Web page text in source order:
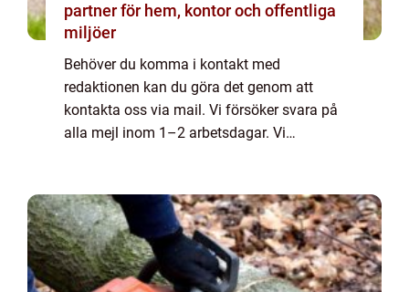
partner för hem, kontor och offentliga
miljöer
Behöver du komma i kontakt med
redaktionen kan du göra det genom att
kontakta oss via mail. Vi försöker svara på
alla mejl inom 1–2 arbetsdagar. Vi